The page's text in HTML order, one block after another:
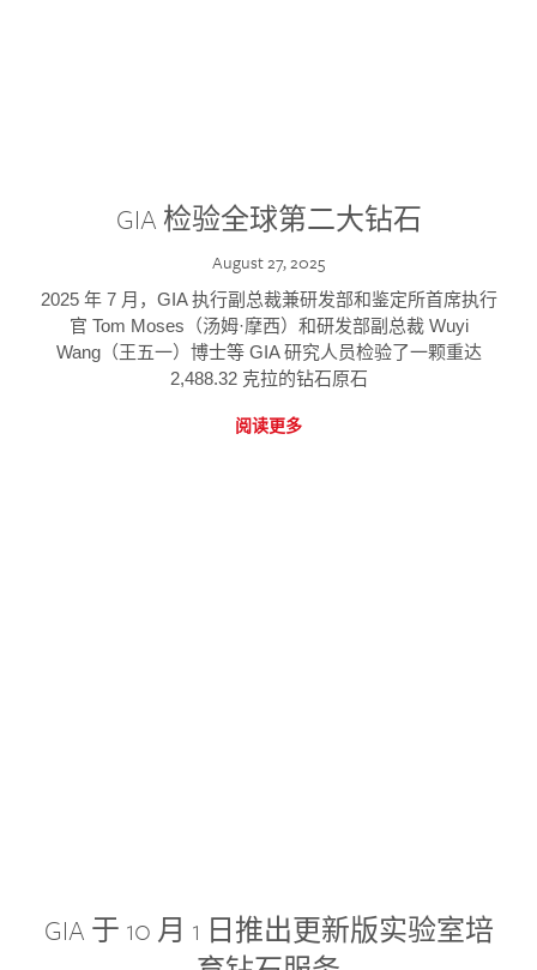
GIA 检验全球第二大钻石
August 27, 2025
2025 年 7 月，GIA 执行副总裁兼研发部和鉴定所首席执行
官 Tom Moses（汤姆·摩西）和研发部副总裁 Wuyi
Wang（王五一）博士等 GIA 研究人员检验了一颗重达
2,488.32 克拉的钻石原石
阅读更多
GIA 于 10 月 1 日推出更新版实验室培